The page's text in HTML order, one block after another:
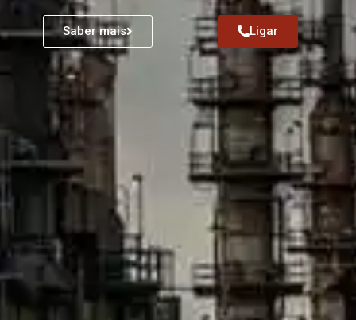
Saber mais Ligar